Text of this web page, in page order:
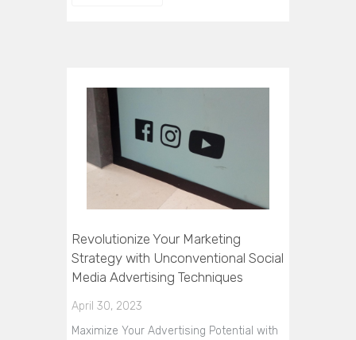
Revolutionize Your Marketing
Strategy with Unconventional Social
Media Advertising Techniques
April 30, 2023
Maximize Your Advertising Potential with